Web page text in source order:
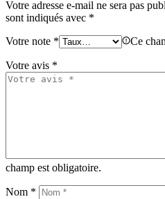
Votre adresse e-mail ne sera pas
sont indiqués avec *
Votre note * Ce
Votre avis *
champ est obligatoire.
Nom *